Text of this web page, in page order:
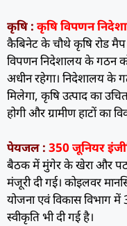
कृषि : कृषि विपणन
कैबिनेट के चौथे कृषि रोड
विपणन निदेशालय के गठन
अधीन रहेगा। निदेशालय के
मिलेगा, कृषि उत्पाद का
होगी और ग्रामीण हाटों का
पेयजल : 350 जूनियर
बैठक में मुंगेर के खेरा और
मंजूरी दी गई। कोइलवर
योजना एवं विकास विभाग में
स्वीकृति भी दी गई है।